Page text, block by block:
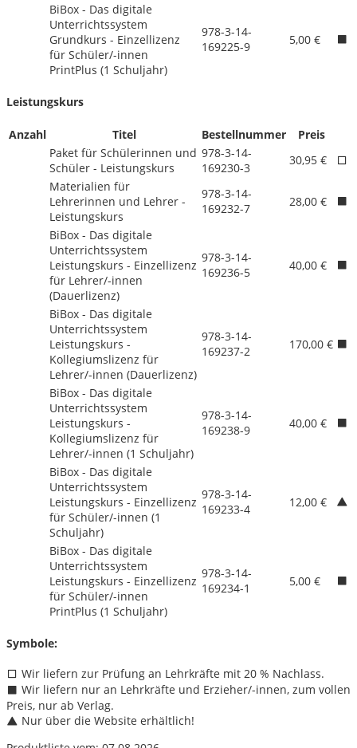
BiBox - Das digitale
Unterrichtssystem
Grundkurs - Einzellizenz
für Schüler/-innen
PrintPlus (1 Schuljahr)
978-3-14-
169225-9
5,00 €
Leistungskurs
Anzahl Titel Bestellnummer
Preis
Paket für Schülerinnen und
Schüler - Leistungskurs
978-3-14-
169230-3
30,95 €
Materialien für
Lehrerinnen und Lehrer -
Leistungskurs
978-3-14-
169232-7
28,00 €
BiBox - Das digitale
Unterrichtssystem
Leistungskurs - Einzellizenz
für Lehrer/-innen
(Dauerlizenz)
978-3-14-
169236-5
40,00 €
BiBox - Das digitale
Unterrichtssystem
Leistungskurs -
Kollegiumslizenz für
Lehrer/-innen (Dauerlizenz)
978-3-14-
169237-2
170,00 €
BiBox - Das digitale
Unterrichtssystem
Leistungskurs -
Kollegiumslizenz für
Lehrer/-innen (1 Schuljahr)
978-3-14-
169238-9
40,00 €
BiBox - Das digitale
Unterrichtssystem
Leistungskurs - Einzellizenz
für Schüler/-innen (1
Schuljahr)
978-3-14-
169233-4
12,00 €
BiBox - Das digitale
Unterrichtssystem
Leistungskurs - Einzellizenz
für Schüler/-innen
PrintPlus (1 Schuljahr)
978-3-14-
169234-1
5,00 €
Symbole:
Wir liefern zur Prüfung an Lehrkräfte mit 20 % Nachlass.
Wir liefern nur an Lehrkräfte und Erzieher/-innen, zum vollen
Preis, nur ab Verlag.
Nur über die Website erhältlich!